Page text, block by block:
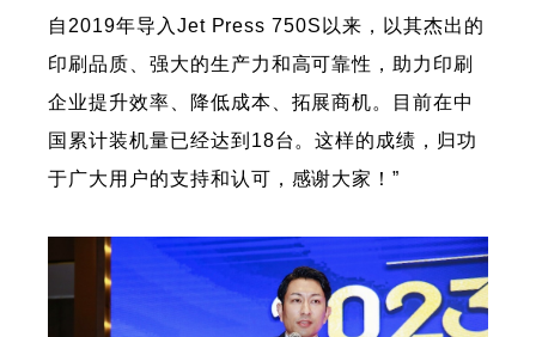
自2019年导入Jet Press 750S以来，以其杰出的
印刷品质、强大的生产力和高可靠性，助力印刷
企业提升效率、降低成本、拓展商机。目前在中
国累计装机量已经达到18台。这样的成绩，归功
于广大用户的支持和认可，感谢大家！”